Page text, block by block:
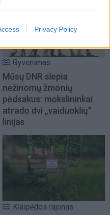
Privacy Policy
Gyvenimas
Mūsų DNR slepia
nežinomų žmonių
pėdsakus: mokslininkai
atrado dvi „vaiduoklių“
linijas
Klaipėdos rajonas